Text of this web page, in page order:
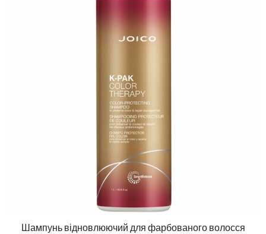
Шампунь відновлюючий для фарбованого волосся